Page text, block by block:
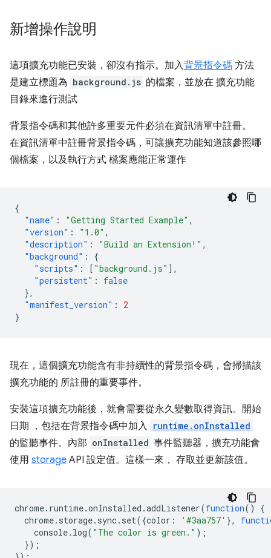
新增操作說明
這項擴充功能已安裝，卻沒有指示。加入背景指令碼 方法
是建立標題為 background.js 的檔案，並放在 擴充功能
目錄來進行測試
背景指令碼和其他許多重要元件必須在資訊清單中註冊。
在資訊清單中註冊背景指令碼，可讓擴充功能知道該參照哪
個檔案，以及執行方式 檔案應能正常運作
{
"name" : "Getting Started Example" ,
"version" : "1.0" ,
"description" : "Build an Extension!" ,
"background" :
{
"scripts" : [ "background.js" ],
"persistent" :
false
},
"manifest_version" :
2
}
現在，這個擴充功能含有非持續性的背景指令碼，會掃描該
擴充功能的 所註冊的重要事件。
安裝這項擴充功能後，就會需要從永久變數取得資訊。開始
日期 ，包括在背景指令碼中加入 runtime.onInstalled
的監聽事件。內部 onInstalled 事件監聽器，擴充功能會
使用 storage API 設定值。這樣一來， 存取並更新該值。
chrome. runtime.onInstalled .addListener(function()
{
chrome. storage. sync. set({color : '#3aa757' },
console. log( "The color is green." );
});